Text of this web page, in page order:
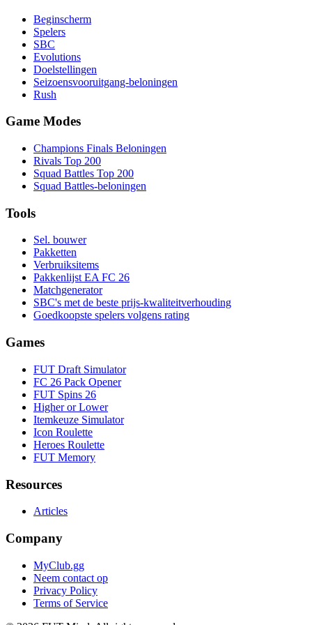
Beginscherm
Spelers
SBC
Evolutions
Doelstellingen
Seizoensvooruitgang-beloningen
Rush
Game Modes
Champions Finals Beloningen
Rivals Top 200
Squad Battles Top 200
Squad Battles-beloningen
Tools
Sel. bouwer
Pakketten
Verbruiksitems
Pakkenlijst EA FC 26
Matchgenerator
SBC's met de beste prijs-kwaliteitverhouding
Goedkoopste spelers volgens rating
Games
FUT Draft Simulator
FC 26 Pack Opener
FUT Spins 26
Higher or Lower
Itemkeuze Simulator
Icon Roulette
Heroes Roulette
FUT Memory
Resources
Articles
Company
MyClub.gg
Neem contact op
Privacy Policy
Terms of Service